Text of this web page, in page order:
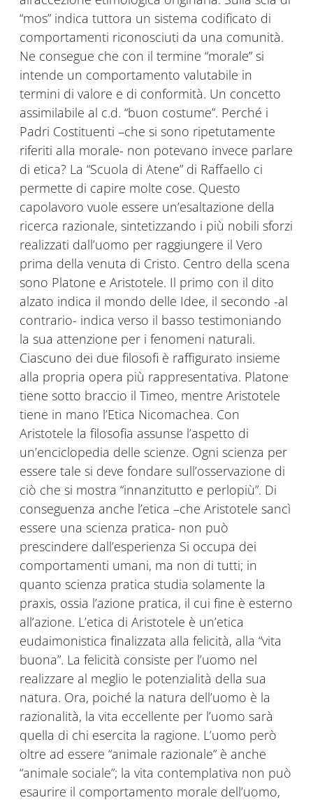
“mos” indica tuttora un sistema codificato di
comportamenti riconosciuti da una comunità.
Ne consegue che con il termine “morale” si
intende un comportamento valutabile in
termini di valore e di conformità. Un concetto
assimilabile al c.d. “buon costume”. Perché i
Padri Costituenti –che si sono ripetutamente
riferiti alla morale- non potevano invece parlare
di etica? La “Scuola di Atene” di Raffaello ci
permette di capire molte cose. Questo
capolavoro vuole essere un’esaltazione della
ricerca razionale, sintetizzando i più nobili sforzi
realizzati dall’uomo per raggiungere il Vero
prima della venuta di Cristo. Centro della scena
sono Platone e Aristotele. Il primo con il dito
alzato indica il mondo delle Idee, il secondo -al
contrario- indica verso il basso testimoniando
la sua attenzione per i fenomeni naturali.
Ciascuno dei due filosofi è raffigurato insieme
alla propria opera più rappresentativa. Platone
tiene sotto braccio il Timeo, mentre Aristotele
tiene in mano l’Etica Nicomachea. Con
Aristotele la filosofia assunse l’aspetto di
un’enciclopedia delle scienze. Ogni scienza per
essere tale si deve fondare sull’osservazione di
ciò che si mostra “innanzitutto e perlopiù”. Di
conseguenza anche l’etica –che Aristotele sancì
essere una scienza pratica- non può
prescindere dall’esperienza Si occupa dei
comportamenti umani, ma non di tutti; in
quanto scienza pratica studia solamente la
praxis, ossia l’azione pratica, il cui fine è esterno
all’azione. L’etica di Aristotele è un’etica
eudaimonistica finalizzata alla felicità, alla “vita
buona”. La felicità consiste per l’uomo nel
realizzare al meglio le potenzialità della sua
natura. Ora, poiché la natura dell’uomo è la
razionalità, la vita eccellente per l’uomo sarà
quella di chi esercita la ragione. L’uomo però
oltre ad essere “animale razionale” è anche
“animale sociale”; la vita contemplativa non può
esaurire il comportamento morale dell’uomo,